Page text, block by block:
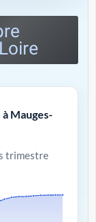
Mauges-
trimestre